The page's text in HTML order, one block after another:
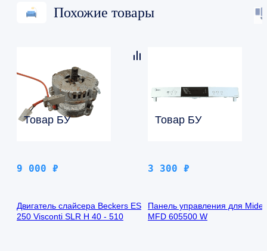
Похожие товары
Товар БУ
9 000 ₽
Двигатель слайсера Beckers ES
250 Visconti SLR H 40 - 510
Товар БУ
3 300 ₽
Панель управления для
MFD 605500 W